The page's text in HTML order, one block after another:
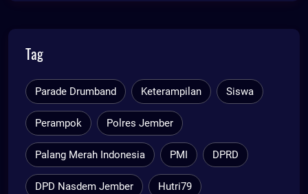
Tag
Parade Drumband Keterampilan Siswa
Perampok Polres Jember
Palang Merah Indonesia PMI DPRD
DPD Nasdem Jember Hutri79